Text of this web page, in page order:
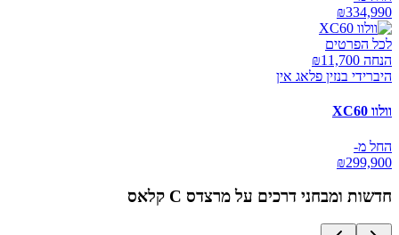
₪334,990
לכל הפרטים
הנחה ₪ 11,700
היברידי בנזין פלאג אין
וולוו XC60
החל מ-
₪299,900
חדשות ומבחני דרכים על מרצדס C קלאס